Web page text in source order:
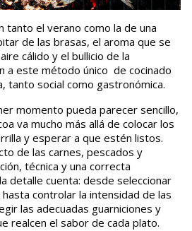
tanto el verano como la de una
de las brasas, el aroma que se
cálido y el bullicio de la
a este método único de cocinado
tanto social como gastronómica.
momento pueda parecer sencillo,
va mucho más allá de colocar los
y esperar a que estén listos.
de las carnes, pescados y
técnica y una correcta
detalle cuenta: desde seleccionar
controlar la intensidad de las
las adecuadas guarniciones y
realcen el sabor de cada plato.